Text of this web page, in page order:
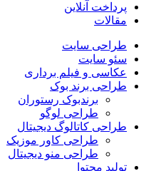
پرداخت آنلاین
مقالات
طراحی سایت
سئو سایت
عکاسی و فیلم برداری
طراحی برند بوک
برندبوک رستوران
طراحی لوگو
طراحی کاتالوگ دیجیتال
طراحی کاور موزیک
طراحی منو دیجیتال
تولید محتوا